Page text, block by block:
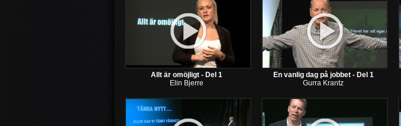
Allt är omöjligt - Del 1
Elin Bjerre
En vanlig dag på jobbet - Del 1
Gurra Krantz